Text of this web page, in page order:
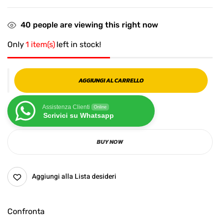
40 people are viewing this right now
Only1 item(s) left in stock!
AGGIUNGI AL CARRELLO
Assistenza Clienti Online
Scrivici su Whatsapp
BUY NOW
Aggiungi alla Lista desideri
Confronta